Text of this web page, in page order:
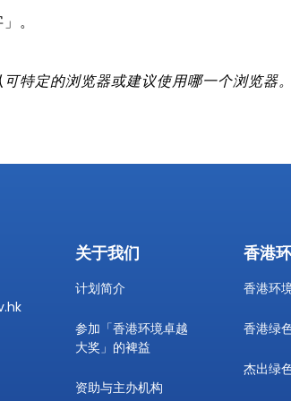
。
可特定的浏览器或建议使用哪一个浏览
关于我们
计划简介
参加「香港环境卓越
大奖」的裨益
资助与主办机构
香港
香港环
香港绿
杰出绿